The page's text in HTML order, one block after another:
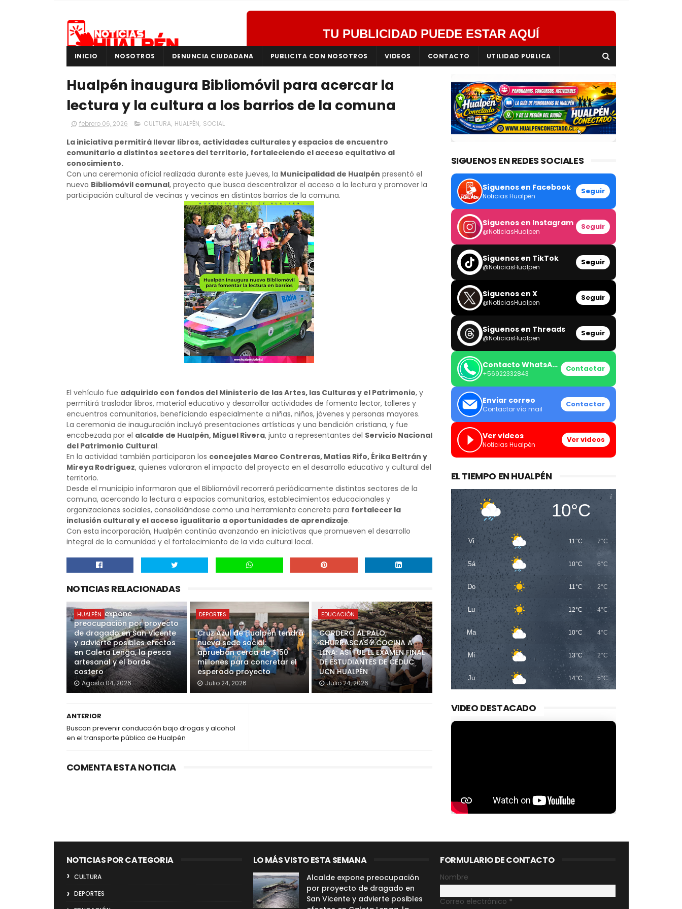
TU PUBLICIDAD PUEDE ESTAR AQUÍ
INICIO NOSOTROS DENUNCIA CIUDADANA PUBLICITA CON NOSOTROS VIDEOS CONTACTO UTILIDAD PUBLICA
Hualpén inaugura Bibliomóvil para acercar la
lectura y la cultura a los barrios de la comuna
febrero 06, 2026 CULTURA, HUALPÉN, SOCIAL
La iniciativa permitirá llevar libros, actividades culturales y espacios de encuentro
comunitario a distintos sectores del territorio, fortaleciendo el acceso equitativo al
conocimiento.
Con una ceremonia oficial realizada durante este jueves, la Municipalidad de Hualpén presentó el
nuevo Bibliomóvil comunal, proyecto que busca descentralizar el acceso a la lectura y promover la
participación cultural de vecinas y vecinos en distintos barrios de la comuna.
El vehículo fue adquirido con fondos del Ministerio de las Artes, las Culturas y el Patrimonio, y
permitirá trasladar libros, material educativo y desarrollar actividades de fomento lector, talleres y
encuentros comunitarios, beneficiando especialmente a niñas, niños, jóvenes y personas mayores.
La ceremonia de inauguración incluyó presentaciones artísticas y una bendición cristiana, y fue
encabezada por el alcalde de Hualpén, Miguel Rivera, junto a representantes del Servicio Nacional
del Patrimonio Cultural.
En la actividad también participaron los concejales Marco Contreras, Matías Rifo, Érika Beltrán y
Mireya Rodríguez, quienes valoraron el impacto del proyecto en el desarrollo educativo y cultural del
territorio.
Desde el municipio informaron que el Bibliomóvil recorrerá periódicamente distintos sectores de la
comuna, acercando la lectura a espacios comunitarios, establecimientos educacionales y
organizaciones sociales, consolidándose como una herramienta concreta para fortalecer la
inclusión cultural y el acceso igualitario a oportunidades de aprendizaje.
Con esta incorporación, Hualpén continúa avanzando en iniciativas que promueven el desarrollo
integral de la comunidad y el fortalecimiento de la vida cultural local.
NOTICIAS RELACIONADAS
HUALPÉN
Alcalde expone
preocupación por proyecto
de dragado en San Vicente
y advierte posibles efectos
en Caleta Lenga, la pesca
artesanal y el borde
costero
Agosto 04, 2026
DEPORTES
Cruz Azul de Hualpén tendrá
nueva sede social:
aprueban cerca de $150
millones para concretar el
esperado proyecto
Julio 24, 2026
EDUCACIÓN
CORDERO AL PALO,
CHURRASCAS Y COCINA A
LEÑA: ASÍ FUE EL EXAMEN FINAL
DE ESTUDIANTES DE CEDUC
UCN HUALPÉN
Julio 24, 2026
ANTERIOR
Buscan prevenir conducción bajo drogas y alcohol
en el transporte público de Hualpén
COMENTA ESTA NOTICIA
SIGUENOS EN REDES SOCIALES
Síguenos en Facebook
Noticias Hualpén Seguir
Síguenos en Instagram
@NoticiasHualpen Seguir
Síguenos en TikTok
@NoticiasHualpen Seguir
Síguenos en X
@NoticiasHualpen Seguir
Síguenos en Threads
@NoticiasHualpen Seguir
Contacto WhatsApp
+56922332843 Contactar
Enviar correo
Contactar vía mail Contactar
Ver videos
Noticias Hualpén Ver videos
EL TIEMPO EN HUALPÉN
10°C
Vi 11°C 7°C
Sá 10°C 6°C
Do 11°C 2°C
Lu 12°C 4°C
Ma 10°C 4°C
Mi 13°C 2°C
Ju 14°C 5°C
VIDEO DESTACADO
NOTICIAS POR CATEGORIA
CULTURA
DEPORTES
LO MÁS VISTO ESTA SEMANA
Alcalde expone preocupación
por proyecto de dragado en
San Vicente y advierte posibles
FORMULARIO DE CONTACTO
Nombre
Correo electrónico *